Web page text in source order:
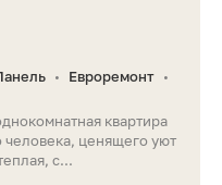
• Евроремонт •
квартира
человека, ценящего уют
с...